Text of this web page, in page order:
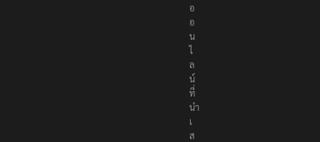
อ
อ
อ
น
ไ
ล
น์
ที่
นำ
เ